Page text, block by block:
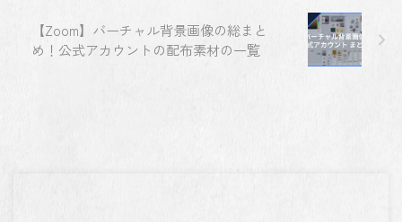
【Zoom】バーチャル背景画像の総まと
め！公式アカウントの配布素材の一覧